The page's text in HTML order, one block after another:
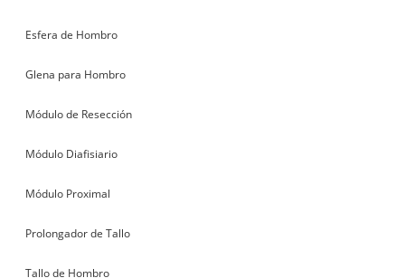
Esfera de Hombro
Glena para Hombro
Módulo de Resección
Módulo Diafisiario
Módulo Proximal
Prolongador de Tallo
Tallo de Hombro